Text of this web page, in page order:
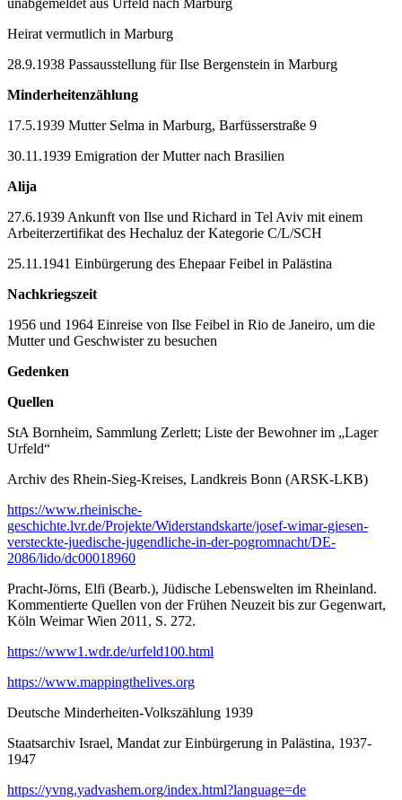
Heirat vermutlich in Marburg
28.9.1938 Passausstellung für Ilse Bergenstein in Marburg
Minderheitenzählung
17.5.1939 Mutter Selma in Marburg, Barfüsserstraße 9
30.11.1939 Emigration der Mutter nach Brasilien
Alija
27.6.1939 Ankunft von Ilse und Richard in Tel Aviv mit einem
Arbeiterzertifikat des Hechaluz der Kategorie C/L/SCH
25.11.1941 Einbürgerung des Ehepaar Feibel in Palästina
Nachkriegszeit
1956 und 1964 Einreise von Ilse Feibel in Rio de Janeiro, um die
Mutter und Geschwister zu besuchen
Gedenken
Quellen
StA Bornheim, Sammlung Zerlett; Liste der Bewohner im „Lager
Urfeld“
Archiv des Rhein-Sieg-Kreises, Landkreis Bonn (ARSK-LKB)
https://www.rheinische-
geschichte.lvr.de/Projekte/Widerstandskarte/josef-wimar-giesen-
versteckte-juedische-jugendliche-in-der-pogromnacht/DE-
2086/lido/dc00018960
Pracht-Jörns, Elfi (Bearb.), Jüdische Lebenswelten im Rheinland.
Kommentierte Quellen von der Frühen Neuzeit bis zur Gegenwart,
Köln Weimar Wien 2011, S. 272.
https://www1.wdr.de/urfeld100.html
https://www.mappingthelives.org
Deutsche Minderheiten-Volkszählung 1939
Staatsarchiv Israel, Mandat zur Einbürgerung in Palästina, 1937-
1947
https://yvng.yadvashem.org/index.html?language=de